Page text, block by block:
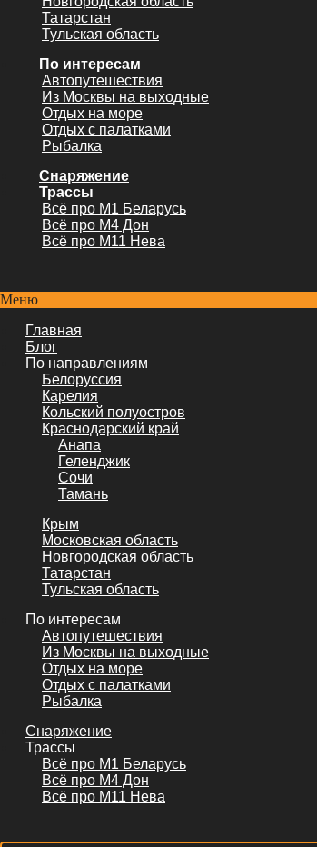
Татарстан
Тульская область
По интересам
Автопутешествия
Из Москвы на выходные
Отдых на море
Отдых с палатками
Рыбалка
Снаряжение
Трассы
Всё про М1 Беларусь
Всё про М4 Дон
Всё про М11 Нева
Меню
Главная
Блог
По направлениям
Белоруссия
Карелия
Кольский полуостров
Краснодарский край
Анапа
Геленджик
Сочи
Тамань
Крым
Московская область
Новгородская область
Татарстан
Тульская область
По интересам
Автопутешествия
Из Москвы на выходные
Отдых на море
Отдых с палатками
Рыбалка
Снаряжение
Трассы
Всё про М1 Беларусь
Всё про М4 Дон
Всё про М11 Нева